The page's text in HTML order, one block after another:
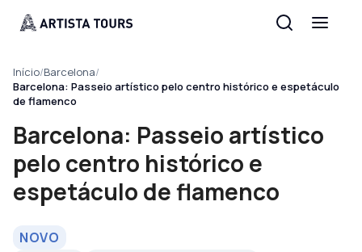
Início/Barcelona/
Barcelona: Passeio artístico pelo centro histórico e espetáculo
de flamenco
Barcelona: Passeio artístico
pelo centro histórico e
espetáculo de flamenco
NOVO